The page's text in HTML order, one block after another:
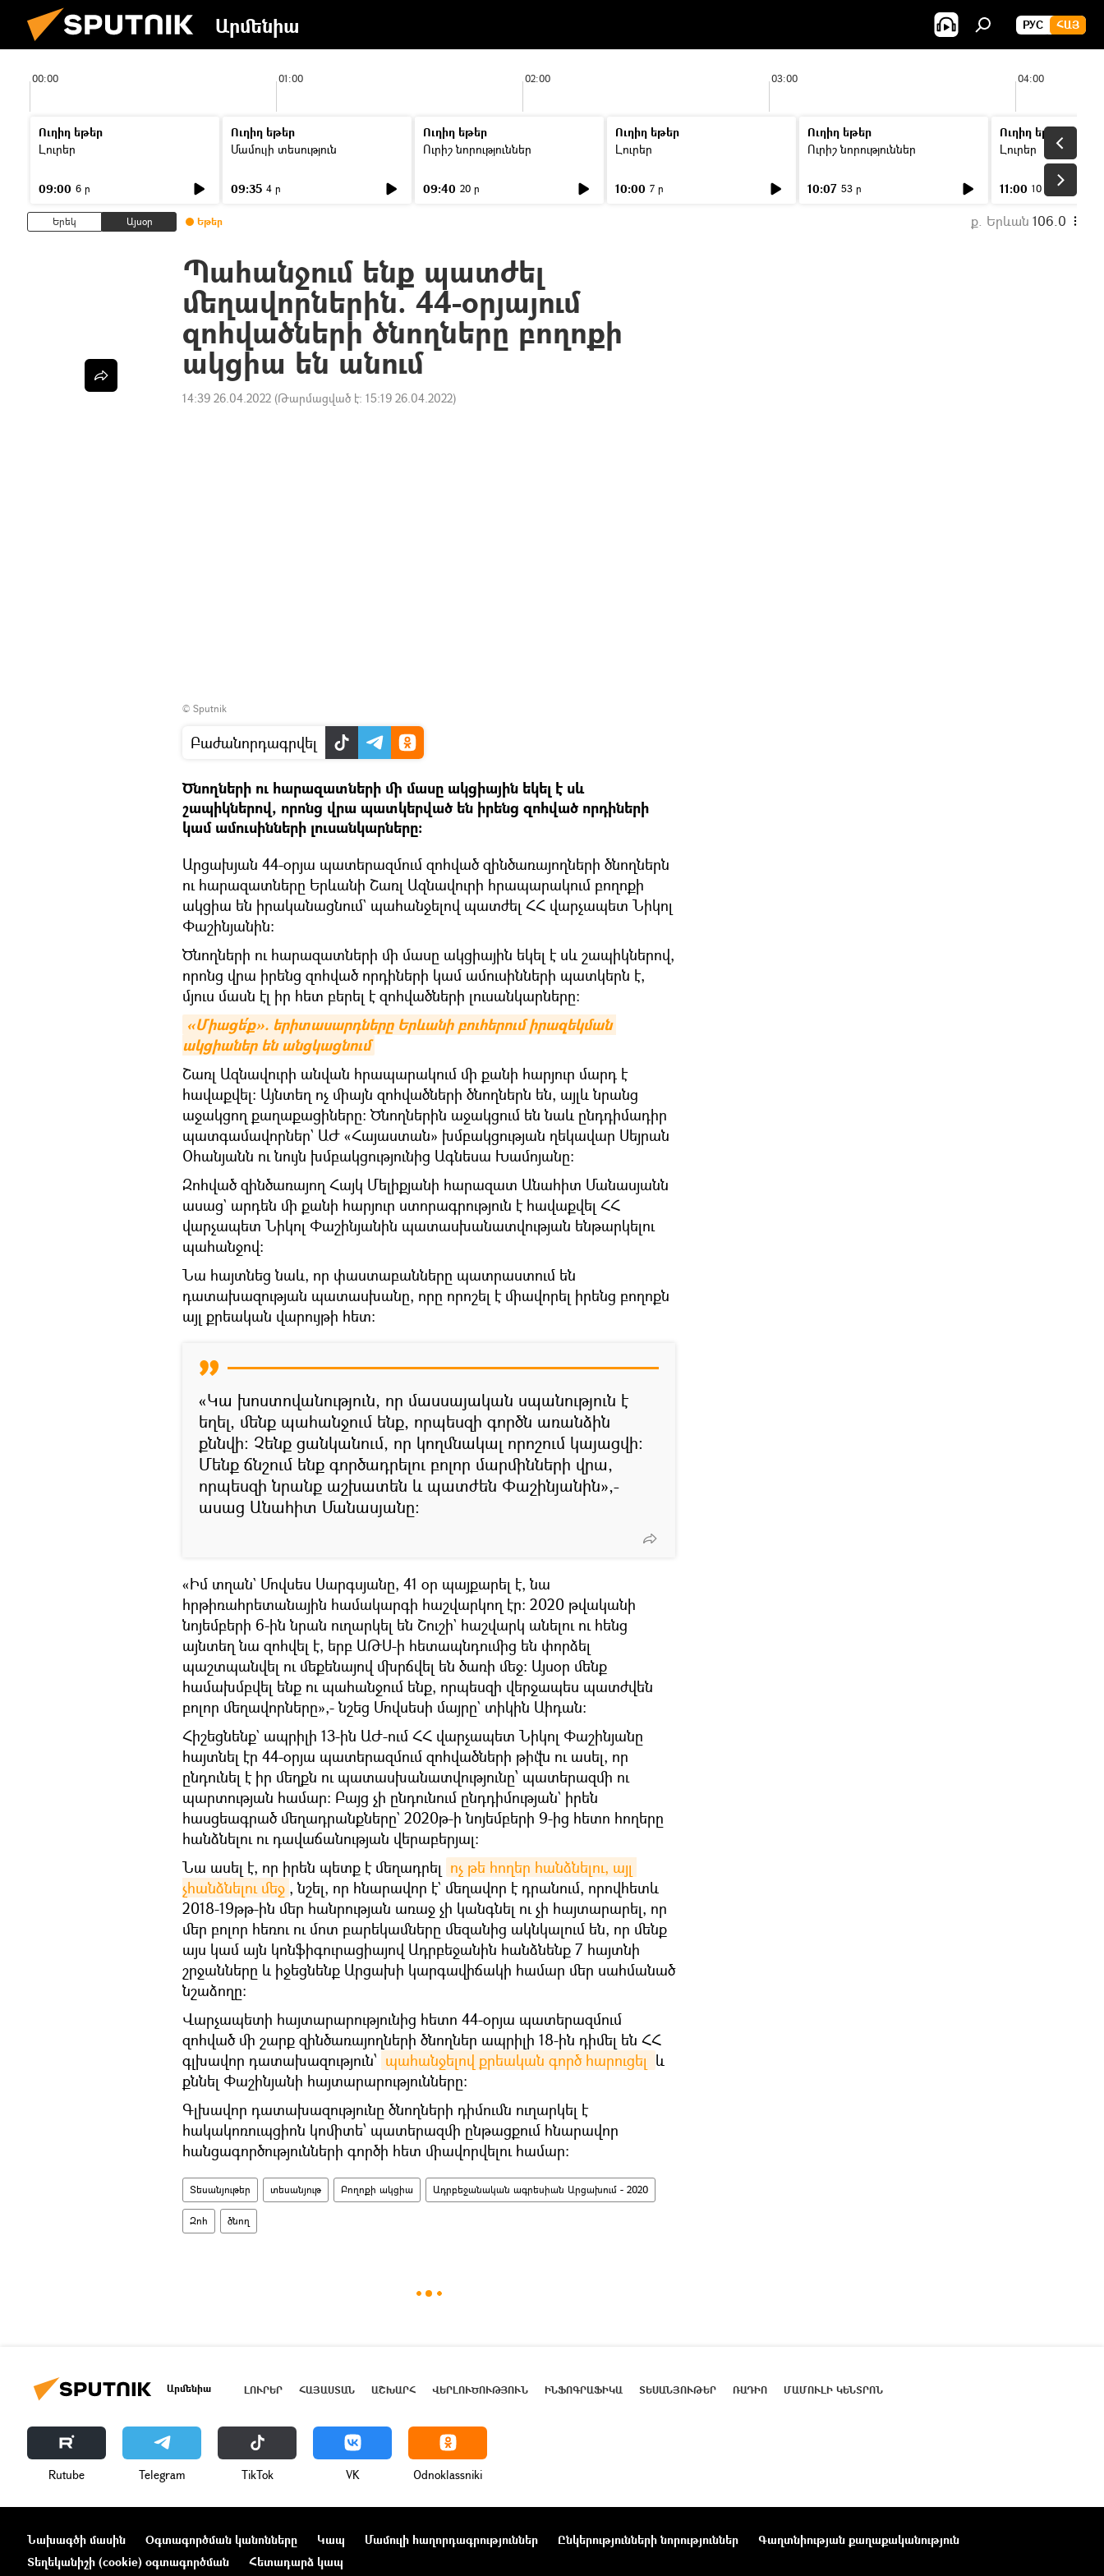
Արմենիա РУС ՀԱՅ
00:00 01:00 02:00 03:00 04:00
Ուղիղ եթեր
Լուրեր
09:00 6 ր
Ուղիղ եթեր
Մամուլի տեսություն
09:35 4 ր
Ուղիղ եթեր
Ուրիշ նորություններ
09:40 20 ր
Ուղիղ եթեր
Լուրեր
10:00 7 ր
Ուղիղ եթեր
Ուրիշ նորություններ
10:07 53 ր
Ուղիղ եթեր
Լուրեր
11:00 10 ր
Երեկ Այսօր Եթեր ք. Երևան 106.0
Պահանջում ենք պատժել
մեղավորներին. 44-օրյայում
զոհվածների ծնողները բողոքի
ակցիա են անում
14:39 26.04.2022 (Թարմացված է: 15:19 26.04.2022)
© Sputnik
Բաժանորդագրվել
Ծնողների ու հարազատների մի մասը ակցիային եկել է սև
շապիկներով, որոնց վրա պատկերված են իրենց զոհված որդիների
կամ ամուսինների լուսանկարները։
Արցախյան 44-օրյա պատերազմում զոհված զինծառայողների ծնողներն
ու հարազատները Երևանի Շառլ Ազնավուրի հրապարակում բողոքի
ակցիա են իրականացնում` պահանջելով պատժել ՀՀ վարչապետ Նիկոլ
Փաշինյանին։
Ծնողների ու հարազատների մի մասը ակցիային եկել է սև շապիկներով,
որոնց վրա իրենց զոհված որդիների կամ ամուսինների պատկերն է,
մյուս մասն էլ իր հետ բերել է զոհվածների լուսանկարները։
«Միացե՛ք». երիտասարդները Երևանի բուհերում իրազեկման
ակցիաներ են անցկացնում
Շառլ Ազնավուրի անվան հրապարակում մի քանի հարյուր մարդ է
հավաքվել։ Այնտեղ ոչ միայն զոհվածների ծնողներն են, այլև նրանց
աջակցող քաղաքացիները։ Ծնողներին աջակցում են նաև ընդդիմադիր
պատգամավորներ` ԱԺ «Հայաստան» խմբակցության ղեկավար Սեյրան
Օհանյանն ու նույն խմբակցությունից Ագնեսա Խամոյանը։
Զոհված զինծառայող Հայկ Մելիքյանի հարազատ Անահիտ Մանասյանն
ասաց` արդեն մի քանի հարյուր ստորագրություն է հավաքվել ՀՀ
վարչապետ Նիկոլ Փաշինյանին պատասխանատվության ենթարկելու
պահանջով։
Նա հայտնեց նաև, որ փաստաբանները պատրաստում են
դատախազության պատասխանը, որը որոշել է միավորել իրենց բողոքն
այլ քրեական վարույթի հետ։
«Կա խոստովանություն, որ մասսայական սպանություն է
եղել, մենք պահանջում ենք, որպեսզի գործն առանձին
քննվի։ Չենք ցանկանում, որ կողմնակալ որոշում կայացվի։
Մենք ճնշում ենք գործադրելու բոլոր մարմինների վրա,
որպեսզի նրանք աշխատեն և պատժեն Փաշինյանին»,-
ասաց Անահիտ Մանասյանը։
«Իմ տղան` Մովսես Սարգսյանը, 41 օր պայքարել է, նա
հրթիռահրետանային համակարգի հաշվարկող էր։ 2020 թվականի
նոյեմբերի 6-ին նրան ուղարկել են Շուշի` հաշվարկ անելու ու հենց
այնտեղ նա զոհվել է, երբ ԱԹՍ-ի հետապնդումից են փորձել
պաշտպանվել ու մեքենայով մխրճվել են ծառի մեջ։ Այսօր մենք
համախմբվել ենք ու պահանջում ենք, որպեսզի վերջապես պատժվեն
բոլոր մեղավորները»,- նշեց Մովսեսի մայրը` տիկին Աիդան։
Հիշեցնենք` ապրիլի 13-ին ԱԺ-ում ՀՀ վարչապետ Նիկոլ Փաշինյանը
հայտնել էր 44-օրյա պատերազմում զոհվածների թիվն ու ասել, որ
ընդունել է իր մեղքն ու պատասխանատվությունը՝ պատերազմի ու
պարտության համար։ Բայց չի ընդունում ընդդիմության` իրեն
հասցեագրած մեղադրանքները` 2020թ-ի նոյեմբերի 9-ից հետո հողերը
հանձնելու ու դավաճանության վերաբերյալ։
Նա ասել է, որ իրեն պետք է մեղադրել ոչ թե հողեր հանձնելու, այլ
չհանձնելու մեջ , նշել, որ հնարավոր է` մեղավոր է դրանում, որովհետև
2018-19թթ-ին մեր հանրության առաջ չի կանգնել ու չի հայտարարել, որ
մեր բոլոր հեռու ու մոտ բարեկամները մեզանից ակնկալում են, որ մենք
այս կամ այն կոնֆիգուրացիայով Ադրբեջանին հանձնենք 7 հայտնի
շրջանները և իջեցնենք Արցախի կարգավիճակի համար մեր սահմանած
նշաձողը։
Վարչապետի հայտարարությունից հետո 44-օրյա պատերազմում
զոհված մի շարք զինծառայողների ծնողներ ապրիլի 18-ին դիմել են ՀՀ
գլխավոր դատախազություն՝ պահանջելով քրեական գործ հարուցել և
քննել Փաշինյանի հայտարարությունները:
Գլխավոր դատախազությունը ծնողների դիմումն ուղարկել է
հակակոռուպցիոն կոմիտե՝ պատերազմի ընթացքում հնարավոր
հանցագործությունների գործի հետ միավորվելու համար։
Տեսանյութեր տեսանյութ Բողոքի ակցիա Ադրբեջանական ագրեսիան Արցախում - 2020
Զոհ ծնող
Արմենիա ԼՈՒՐԵՐ ՀԱՅԱՍՏԱՆ ԱՇԽԱՐՀ ՎԵՐԼՈՒԾՈՒԹՅՈՒՆ ԻՆՖՈԳՐԱՖԻԿԱ ՏԵՍԱՆՅՈՒԹԵՐ ՌԱԴԻՈ ՄԱՄՈՒԼԻ ԿԵՆՏՐՈՆ
Rutube Telegram ТikТоk VK Odnoklassniki
Նախագծի մասին Օգտագործման կանոնները Կապ Մամուլի հաղորդագրություններ Ընկերությունների նորություններ
Գաղտնիության քաղաքականություն
Տեղեկանիշի (cookie) օգտագործման
Հետադարձ կապ